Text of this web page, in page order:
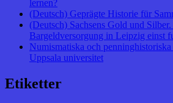
lernen?
(Deutsch) Geprägte Historie für
(Deutsch) Sachsens Gold und
Bargeldversorgung in Leipzig einst
Numismatiska och
Uppsala universitet
Etiketter